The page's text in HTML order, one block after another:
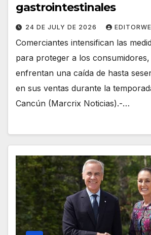
gastrointestinales
24 DE JULY DE 2026
Comerciantes intensifican las
para proteger a los consumidores,
enfrentan una caída de hasta
en sus ventas durante la
Cancún (Marcrix Noticias).-…